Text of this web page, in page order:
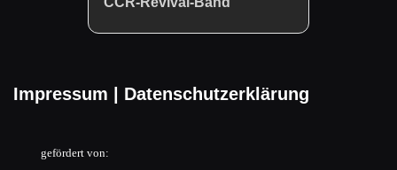
Impressum Datenschutzerklärung
gefördert von: